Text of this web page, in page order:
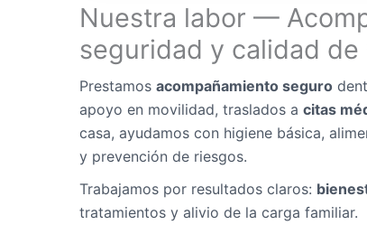
Nuestra labor —
seguridad y calidad de
Prestamos acompañamiento seguro
apoyo en movilidad, traslados a citas
casa, ayudamos con higiene básica,
y prevención de riesgos.
Trabajamos por resultados claros:
tratamientos y alivio de la carga familiar.